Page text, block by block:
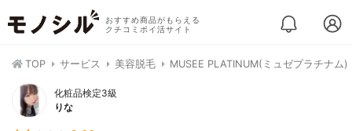
おすすめ商品がもらえる
クチコミポイ活サイト
TOP サービス 美容脱毛 MUSEE PLATINUM(ミュゼプラチナム
化粧品検定3級
りな